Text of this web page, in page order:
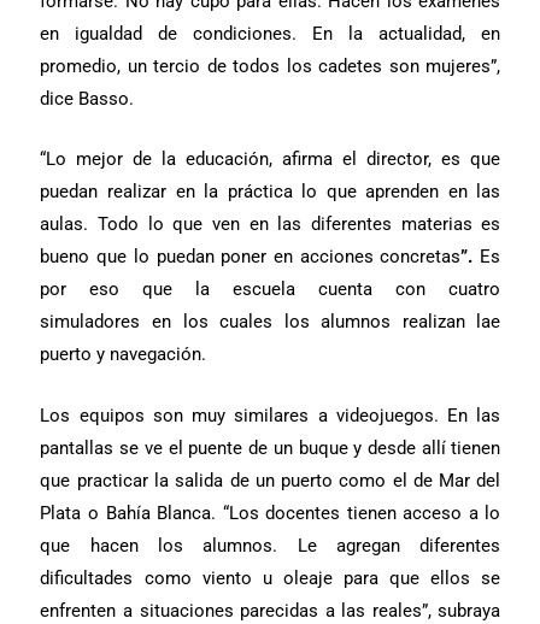
en igualdad de condiciones. En la actualidad, en
promedio, un tercio de todos los cadetes son mujeres”,
dice Basso.
“Lo mejor de la educación, afirma el director, es que
puedan realizar en la práctica lo que aprenden en las
aulas. Todo lo que ven en las diferentes materias es
bueno que lo puedan poner en acciones concretas”. Es
por eso que la escuela cuenta con
cuatro
simuladores en los cuales los alumnos realizan lae
puerto y navegación.
Los equipos son muy similares a videojuegos. En las
pantallas se ve el puente de un buque y desde allí tienen
que practicar la salida de un puerto como el de Mar del
Plata o Bahía Blanca. “Los docentes tienen acceso a lo
que hacen los alumnos. Le agregan diferentes
dificultades como viento u oleaje para que ellos se
enfrenten a situaciones parecidas a las reales”, subraya